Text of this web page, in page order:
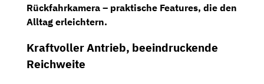
Rückfahrkamera – praktische Features, die den
Alltag erleichtern.
Kraftvoller Antrieb, beeindruckende
Reichweite